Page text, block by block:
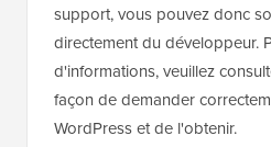
support, vous pouvez donc
directement du développeur.
d'informations, veuillez
façon de demander
WordPress et de l'obtenir.